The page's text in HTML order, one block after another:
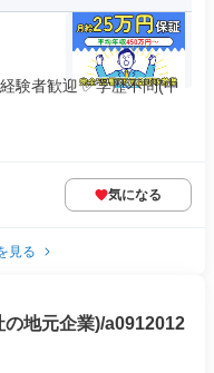
験者歓迎 ✅学歴不問(中
気になる
見る
地元企業)/a0912012